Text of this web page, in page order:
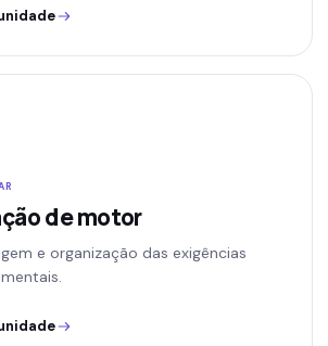
de motor
e organização das exigências